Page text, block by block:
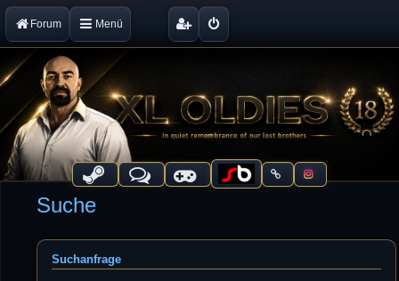
Forum Menü
Suche
Suchanfrage